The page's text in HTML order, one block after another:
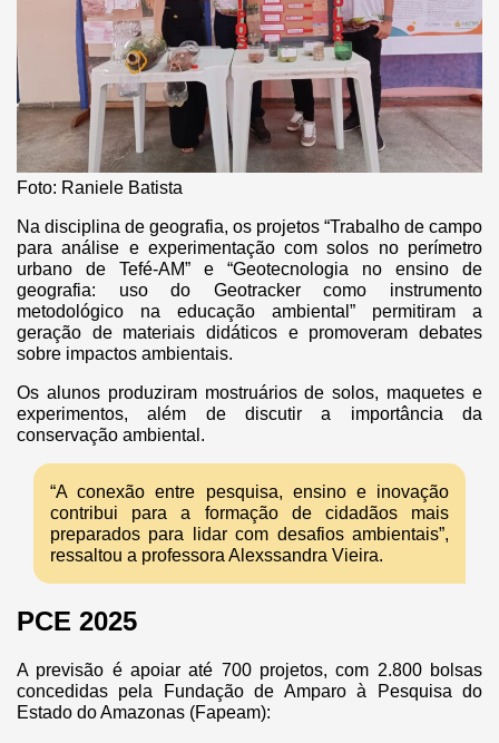
Foto: Raniele Batista
Na disciplina de geografia, os projetos “Trabalho de campo
para análise e experimentação com solos no perímetro
urbano de Tefé-AM” e “Geotecnologia no ensino de
geografia: uso do Geotracker como instrumento
metodológico na educação ambiental” permitiram a
geração de materiais didáticos e promoveram debates
sobre impactos ambientais.
Os alunos produziram mostruários de solos, maquetes e
experimentos, além de discutir a importância da
conservação ambiental.
“A conexão entre pesquisa, ensino e inovação
contribui para a formação de cidadãos mais
preparados para lidar com desafios ambientais”,
ressaltou a professora Alexssandra Vieira.
PCE 2025
A previsão é apoiar até 700 projetos, com 2.800 bolsas
concedidas pela Fundação de Amparo à Pesquisa do
Estado do Amazonas (Fapeam):